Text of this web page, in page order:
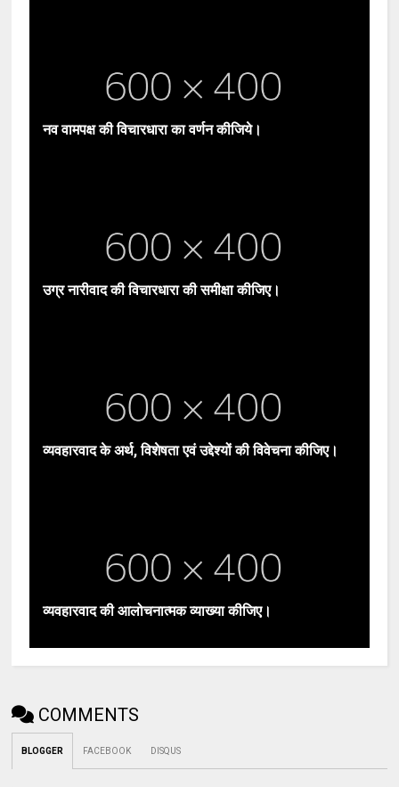
नव वामपक्ष की विचारधारा का वर्णन कीजिये।
उग्र नारीवाद की विचारधारा की समीक्षा कीजिए।
व्यवहारवाद के अर्थ, विशेषता एवं उद्देश्यों की विवेचना कीजिए।
व्यवहारवाद की आलोचनात्मक व्याख्या कीजिए।
COMMENTS
BLOGGER FACEBOOK DISQUS